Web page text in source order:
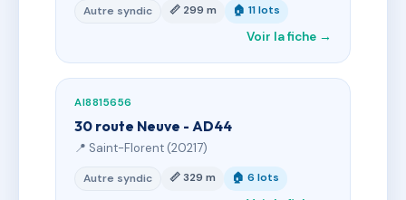
Autre syndic 📏 299 m 🏠 11 lots
Voir la fiche →
AI8815656
30 route Neuve - AD44
📍 Saint-Florent (20217)
Autre syndic 📏 329 m 🏠 6 lots